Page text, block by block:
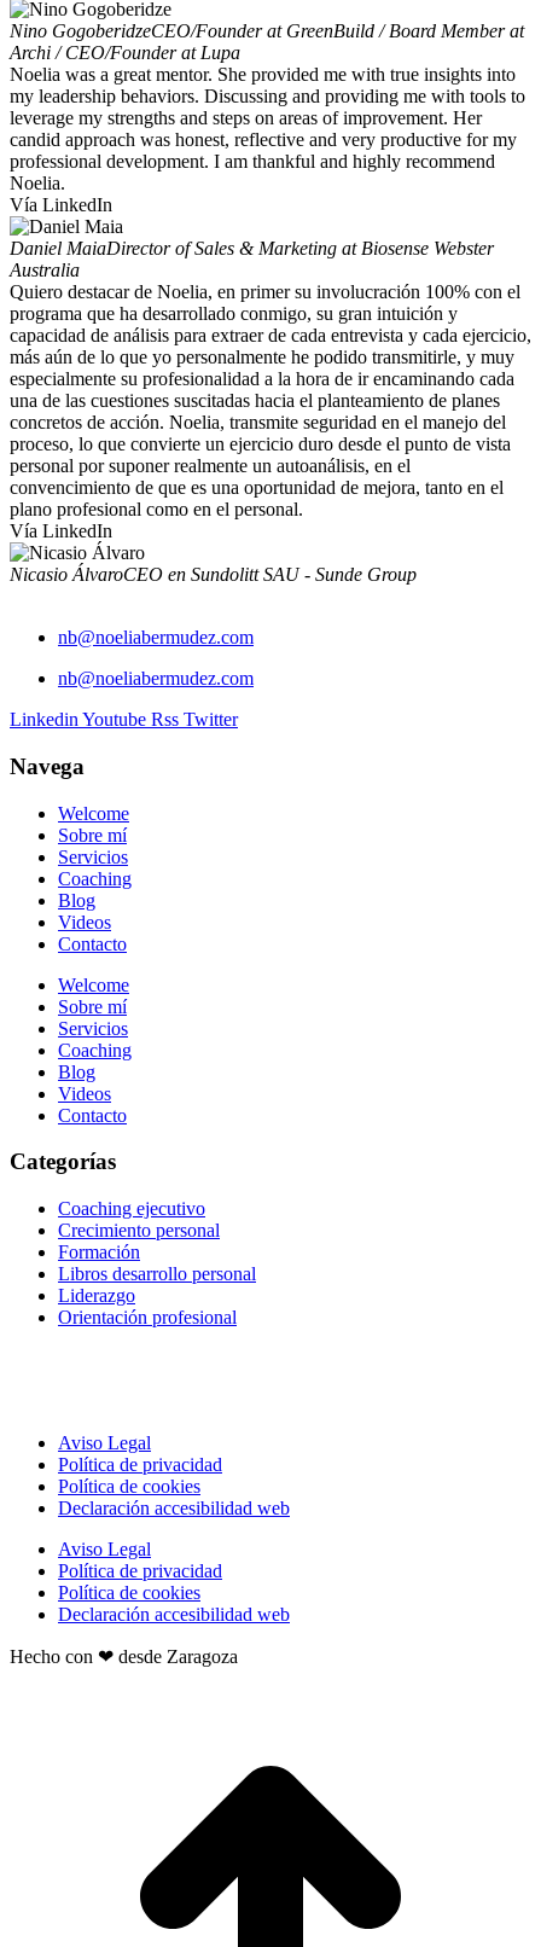
Nino GogoberidzeCEO/Founder at GreenBuild / Board Member at
Archi / CEO/Founder at Lupa
Noelia was a great mentor. She provided me with true insights into
my leadership behaviors. Discussing and providing me with tools to
leverage my strengths and steps on areas of improvement. Her
candid approach was honest, reflective and very productive for my
professional development. I am thankful and highly recommend
Noelia.
Vía LinkedIn
Daniel MaiaDirector of Sales & Marketing at Biosense Webster
Australia
Quiero destacar de Noelia, en primer su involucración 100% con el
programa que ha desarrollado conmigo, su gran intuición y
capacidad de análisis para extraer de cada entrevista y cada ejercicio,
más aún de lo que yo personalmente he podido transmitirle, y muy
especialmente su profesionalidad a la hora de ir encaminando cada
una de las cuestiones suscitadas hacia el planteamiento de planes
concretos de acción. Noelia, transmite seguridad en el manejo del
proceso, lo que convierte un ejercicio duro desde el punto de vista
personal por suponer realmente un autoanálisis, en el
convencimiento de que es una oportunidad de mejora, tanto en el
plano profesional como en el personal.
Vía LinkedIn
Nicasio ÁlvaroCEO en Sundolitt SAU - Sunde Group
nb@noeliabermudez.com
nb@noeliabermudez.com
Linkedin Youtube Rss Twitter
Navega
Welcome
Sobre mí
Servicios
Coaching
Blog
Videos
Contacto
Welcome
Sobre mí
Servicios
Coaching
Blog
Videos
Contacto
Categorías
Coaching ejecutivo
Crecimiento personal
Formación
Libros desarrollo personal
Liderazgo
Orientación profesional
Aviso Legal
Política de privacidad
Política de cookies
Declaración accesibilidad web
Aviso Legal
Política de privacidad
Política de cookies
Declaración accesibilidad web
Hecho con ❤ desde Zaragoza